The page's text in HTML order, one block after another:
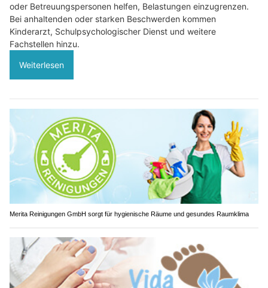
oder Betreuungspersonen helfen, Belastungen einzugrenzen.
Bei anhaltenden oder starken Beschwerden kommen
Kinderarzt, Schulpsychologischer Dienst und weitere
Fachstellen hinzu.
Weiterlesen
Merita Reinigungen GmbH sorgt für hygienische Räume und gesundes Raumklima